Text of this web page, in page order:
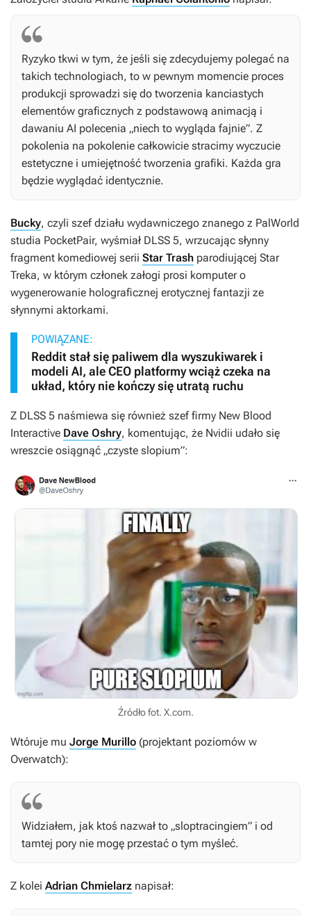
Ryzyko tkwi w tym, że jeśli się zdecydujemy polegać na
takich technologiach, to w pewnym momencie proces
produkcji sprowadzi się do tworzenia kanciastych
elementów graficznych z podstawową animacją i
dawaniu AI polecenia „niech to wygląda fajnie”. Z
pokolenia na pokolenie całkowicie stracimy wyczucie
estetyczne i umiejętność tworzenia grafiki. Każda gra
będzie wyglądać identycznie.
Bucky, czyli szef działu wydawniczego znanego z PalWorld
studia PocketPair, wyśmiał DLSS 5, wrzucając słynny
fragment komediowej serii Star Trash parodiującej Star
Treka, w którym członek załogi prosi komputer o
wygenerowanie holograficznej erotycznej fantazji ze
słynnymi aktorkami.
POWIĄZANE:
Reddit stał się paliwem dla wyszukiwarek i
modeli AI, ale CEO platformy wciąż czeka na
układ, który nie kończy się utratą ruchu
Z DLSS 5 naśmiewa się również szef firmy New Blood
Interactive Dave Oshry, komentując, że Nvidii udało się
wreszcie osiągnąć „czyste slopium”:
Źródło fot. X.com.
Wtóruje mu Jorge Murillo (projektant poziomów w
Overwatch):
Widziałem, jak ktoś nazwał to „sloptracingiem” i od
tamtej pory nie mogę przestać o tym myśleć.
Z kolei Adrian Chmielarz napisał: